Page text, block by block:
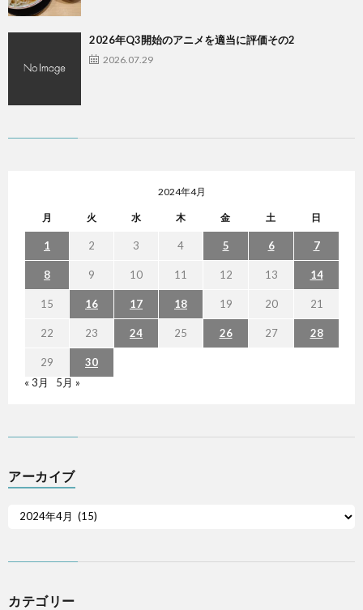
2026年Q3開始のアニメを適当に評価その2
2026.07.29
2024年4月
月 火 水 木 金 土 日
1 2 3 4 5 6 7
8 9 10 11 12 13 14
15 16 17 18 19 20 21
22 23 24 25 26 27 28
29
30
« 3月
5月 »
アーカイブ
カテゴリー